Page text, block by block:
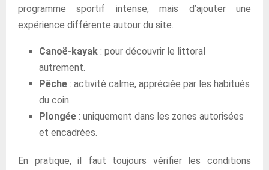
programme sportif intense, mais d’ajouter une
expérience différente autour du site.
Canoë-kayak : pour découvrir le littoral
autrement.
Pêche : activité calme, appréciée par les habitués
du coin.
Plongée : uniquement dans les zones autorisées
et encadrées.
En pratique, il faut toujours vérifier les conditions